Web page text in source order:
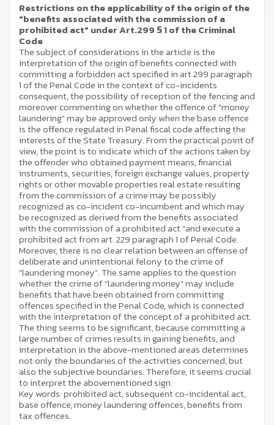
Restrictions on the applicability of the origin of the
"benefits associated with the commission of a
prohibited act" under Art.299 § 1 of the Criminal
Code
The subject of considerations in the article is the
interpretation of the origin of benefits connected with
committing a forbidden act specified in art 299 paragraph
1 of the Penal Code in the context of co-incidents
consequent, the possibility of reception of the fencing and
moreover commenting on whether the offence of "money
laundering" may be approved only when the base offence
is the offence regulated in Penal fiscal code affecting the
interests of the State Treasury. From the practical point of
view, the point is to indicate which of the actions taken by
the offender who obtained payment means, financial
instruments, securities, foreign exchange values, property
rights or other movable properties real estate resulting
from the commission of a crime may be possibly
recognized as co-incident co-incumbent and which may
be recognized as derived from the benefits associated
with the commission of a prohibited act "and execute a
prohibited act from art. 229 paragraph 1 of Penal Code.
Moreover, there is no clear relation between an offense of
deliberate and unintentional felony to the crime of
"laundering money". The same applies to the question
whether the crime of "laundering money" may include
benefits that have been obtained from committing
offences specified in the Penal Code, which is connected
with the interpretation of the concept of a prohibited act.
The thing seems to be significant, because committing a
large number of crimes results in gaining benefits, and
interpretation in the above-mentioned areas determines
not only the boundaries of the activities concerned, but
also the subjective boundaries. Therefore, it seems crucial
to interpret the abovementioned sign.
Key words: prohibited act, subsequent co-incidental act,
base offence, money laundering offences, benefits from
tax offences.